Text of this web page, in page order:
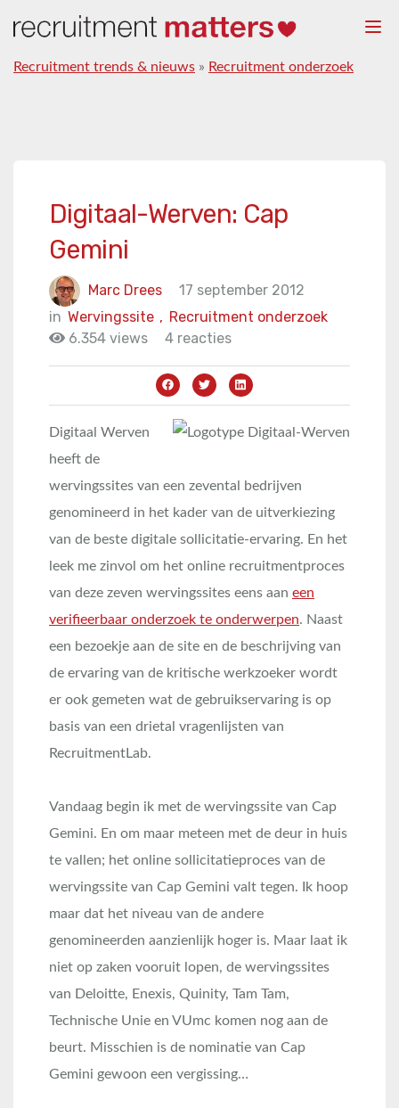
Recruitment trends & nieuws » Recruitment onderzoek
Digitaal-Werven: Cap
Gemini
Marc Drees
17 september 2012
in
Recruitment onderzoek
Wervingssite ,
6.354 views
4 reacties
Digitaal Werven
heeft de
wervingssites van een zevental bedrijven
genomineerd in het kader van de uitverkiezing
van de beste digitale sollicitatie-ervaring. En het
leek me zinvol om het online recruitmentproces
van deze zeven wervingssites eens aan een
verifieerbaar onderzoek te onderwerpen. Naast
een bezoekje aan de site en de beschrijving van
de ervaring van de kritische werkzoeker wordt
er ook gemeten wat de gebruikservaring is op
basis van een drietal vragenlijsten van
RecruitmentLab.
Vandaag begin ik met de wervingssite van Cap
Gemini. En om maar meteen met de deur in huis
te vallen; het online sollicitatieproces van de
wervingssite van Cap Gemini valt tegen. Ik hoop
maar dat het niveau van de andere
genomineerden aanzienlijk hoger is. Maar laat ik
niet op zaken vooruit lopen, de wervingssites
van Deloitte, Enexis, Quinity, Tam Tam,
Technische Unie en VUmc komen nog aan de
beurt. Misschien is de nominatie van Cap
Gemini gewoon een vergissing…